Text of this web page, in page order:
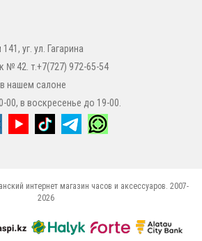
уг. ул. Гагарина
№ 42. т.+7(727) 972-65-54
нашем салоне
00, в воскресенье до 19-00.
интернет магазин часов и аксессуаров. 2007-
2026